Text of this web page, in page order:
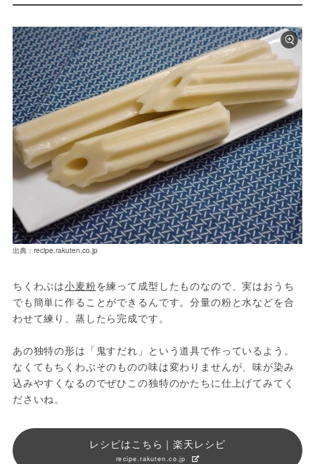
出典：recipe.rakuten.co.jp
ちくわぶは小麦粉を練って成型したものなので、実はおうち
でも簡単に作ることができるんです。分量の粉と水などを合
わせて練り、蒸したら完成です。
あの独特の形は「鬼すだれ」という道具で作っているよう。
なくてもちくわぶそのものの味は変わりませんが、味が染み
込みやすくなるのでぜひこの独特のかたちに仕上げてみてく
ださいね。
レシピはこちら｜楽天レシピ
recipe.rakuten.co.jp